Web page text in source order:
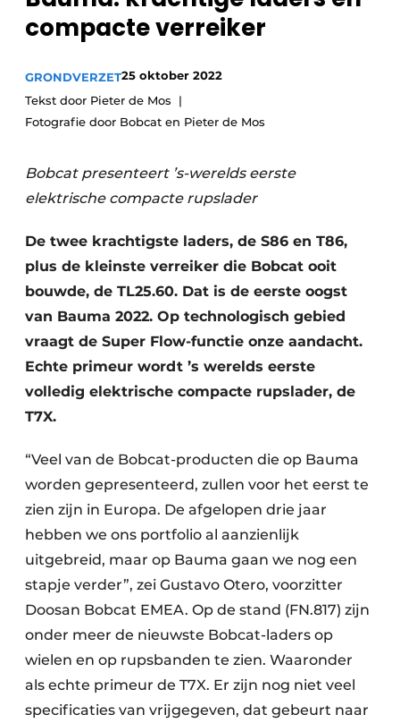
Privacy / Cookie statement
Vacature aanmelden
Vacatures
Video’s
compacte verreiker
GRONDVERZET25 oktober 2022
Tekst door Pieter de Mos
Fotografie door Bobcat en Pieter de Mos
Bobcat presenteert ’s-werelds eerste
elektrische compacte rupslader
De twee krachtigste laders, de S86 en T86,
plus de kleinste verreiker die Bobcat ooit
bouwde, de TL25.60. Dat is de eerste oogst
van Bauma 2022. Op technologisch gebied
vraagt de Super Flow-functie onze aandacht.
Echte primeur wordt ’s werelds eerste
volledig elektrische compacte rupslader, de
T7X.
“Veel van de Bobcat-producten die op Bauma
worden gepresenteerd, zullen voor het eerst te
zien zijn in Europa. De afgelopen drie jaar
hebben we ons portfolio al aanzienlijk
uitgebreid, maar op Bauma gaan we nog een
stapje verder”, zei Gustavo Otero, voorzitter
Doosan Bobcat EMEA. Op de stand (FN.817) zijn
onder meer de nieuwste Bobcat-laders op
wielen en op rupsbanden te zien. Waaronder
als echte primeur de T7X. Er zijn nog niet veel
specificaties van vrijgegeven, dat gebeurt naar